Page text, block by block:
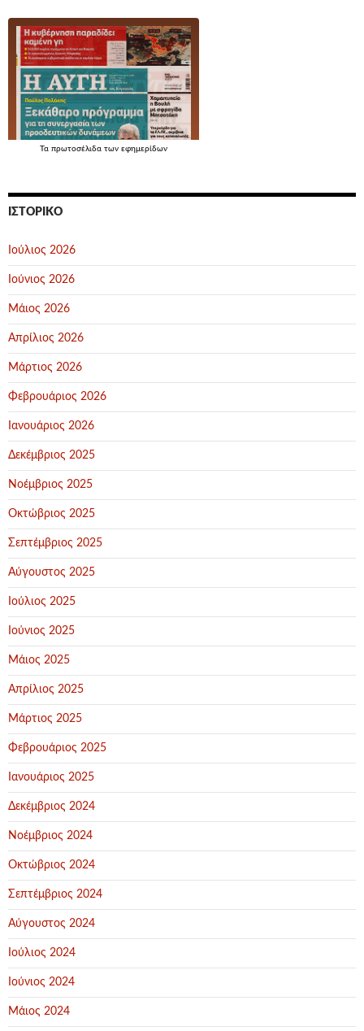
Τα πρωτοσέλιδα των εφημερίδων
ΙΣΤΟΡΙΚΌ
Ιούλιος 2026
Ιούνιος 2026
Μάιος 2026
Απρίλιος 2026
Μάρτιος 2026
Φεβρουάριος 2026
Ιανουάριος 2026
Δεκέμβριος 2025
Νοέμβριος 2025
Οκτώβριος 2025
Σεπτέμβριος 2025
Αύγουστος 2025
Ιούλιος 2025
Ιούνιος 2025
Μάιος 2025
Απρίλιος 2025
Μάρτιος 2025
Φεβρουάριος 2025
Ιανουάριος 2025
Δεκέμβριος 2024
Νοέμβριος 2024
Οκτώβριος 2024
Σεπτέμβριος 2024
Αύγουστος 2024
Ιούλιος 2024
Ιούνιος 2024
Μάιος 2024